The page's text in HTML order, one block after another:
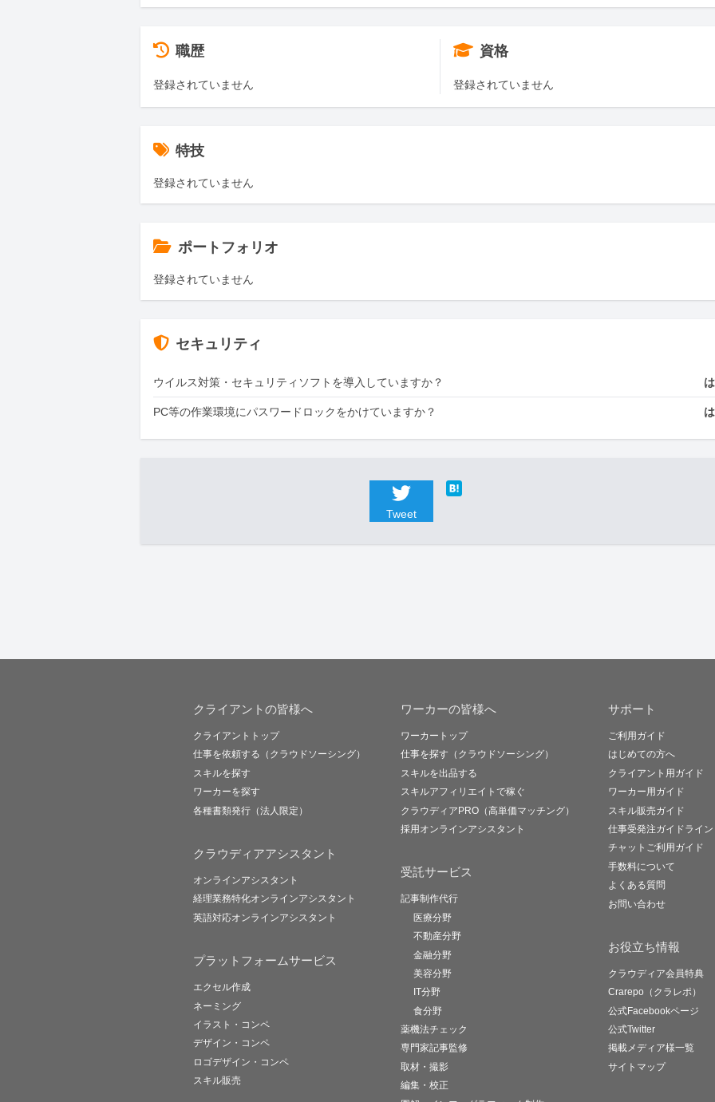
職歴
登録されていません
資格
登録されていません
特技
登録されていません
ポートフォリオ
登録されていません
セキュリティ
ウイルス対策・セキュリティソフトを導入していますか？
PC等の作業環境にパスワードロックをかけていますか？
Tweet
クライアントの皆様へ
クライアントトップ
仕事を依頼する（クラウドソーシング）
スキルを探す
ワーカーを探す
各種書類発行（法人限定）
クラウディアアシスタント
オンラインアシスタント
経理業務特化オンラインアシスタント
英語対応オンラインアシスタント
プラットフォームサービス
エクセル作成
ネーミング
イラスト・コンペ
デザイン・コンペ
ロゴデザイン・コンペ
スキル販売
ワーカーの皆様へ
ワーカートップ
仕事を探す（クラウドソーシング）
スキルを出品する
スキルアフィリエイトで稼ぐ
クラウディアPRO（高単価マッチング）
採用オンラインアシスタント
受託サービス
記事制作代行
医療分野
不動産分野
金融分野
美容分野
IT分野
食分野
薬機法チェック
専門家記事監修
取材・撮影
編集・校正
サポート
ご利用ガイド
はじめての方へ
クライアント用ガイド
ワーカー用ガイド
スキル販売ガイド
仕事受発注ガイドライン
チャットご利用ガイド
手数料について
よくある質問
お問い合わせ
お役立ち情報
クラウディア会員特典
Crarepo（クラレポ）
公式Facebookページ
公式Twitter
掲載メディア様一覧
サイトマップ